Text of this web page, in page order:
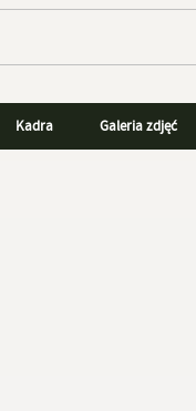
Kadra Galeria zdjęć